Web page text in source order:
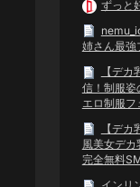
ずっと
姉さん最強
【デ
信！制服姿
エロ制服フ
【デ
風美女デカ
完全無料